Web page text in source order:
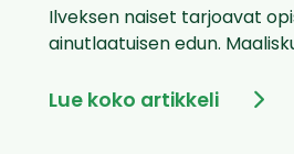
Ilveksen naiset tarjoavat
ainutlaatuisen edun.
Lue koko artikkeli